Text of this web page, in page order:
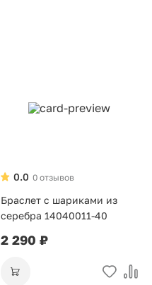
0 отзывов
0.0
Браслет с шариками из
серебра 14040011-40
2 290 ₽